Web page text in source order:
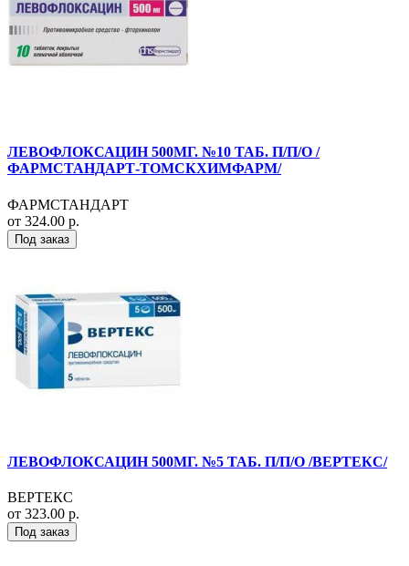
ЛЕВОФЛОКСАЦИН 500МГ. №10 ТАБ. П/П/О /
ФАРМСТАНДАРТ-ТОМСКХИМФАРМ/
ФАРМСТАНДАРТ
от 324.00 р.
Под заказ
ЛЕВОФЛОКСАЦИН 500МГ. №5 ТАБ. П/П/О /ВЕРТЕКС/
ВЕРТЕКС
от 323.00 р.
Под заказ